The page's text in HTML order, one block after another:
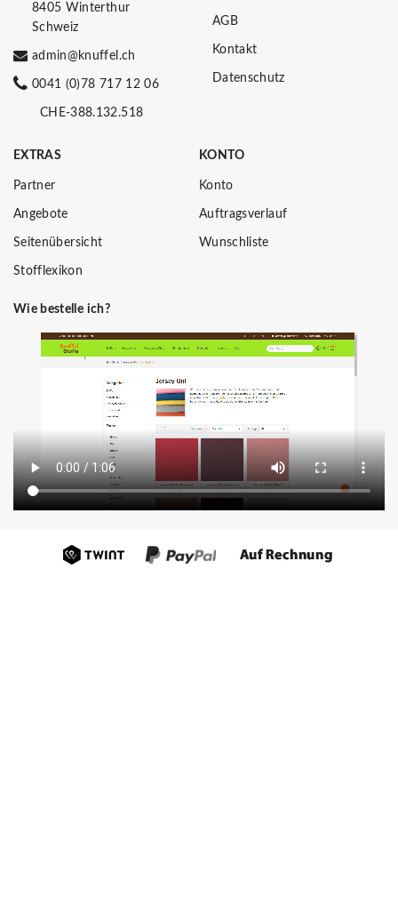
8405 Winterthur
Schweiz
admin@knuffel.ch
0041 (0)78 717 12 06
CHE-388.132.518
AGB
Kontakt
Datenschutz
EXTRAS
Partner
Angebote
Seitenübersicht
Stofflexikon
KONTO
Konto
Auftragsverlauf
Wunschliste
Wie bestelle ich?